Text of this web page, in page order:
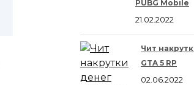
PUBG Mobile
21.02.2022
Чит
GTA 5 RP
02.06.2022